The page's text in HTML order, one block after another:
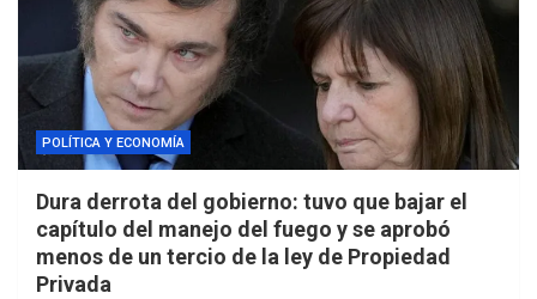
POLÍTICA Y ECONOMÍA
Dura derrota del gobierno: tuvo que bajar el
capítulo del manejo del fuego y se aprobó
menos de un tercio de la ley de Propiedad
Privada